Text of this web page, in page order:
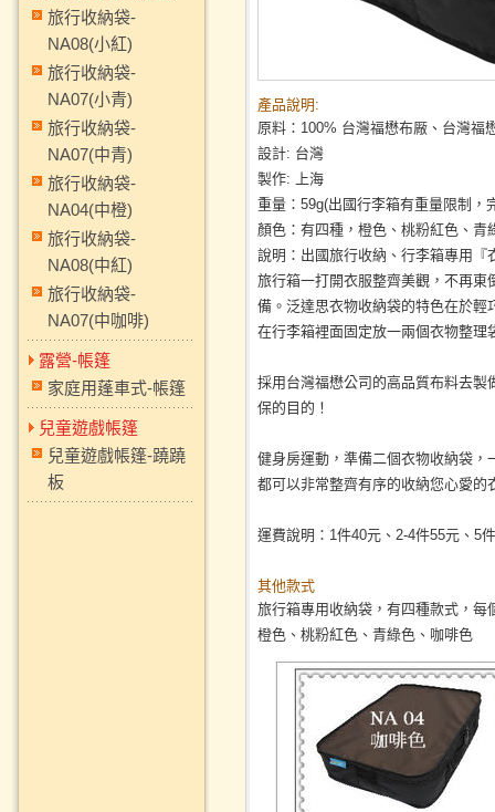
旅行收納袋-
NA08(小紅)
旅行收納袋-
NA07(小青)
旅行收納袋-
NA07(中青)
旅行收納袋-
NA04(中橙)
旅行收納袋-
NA08(中紅)
旅行收納袋-
NA07(中咖啡)
露營-帳篷
家庭用蓬車式-帳篷
兒童遊戲帳篷
兒童遊戲帳篷-蹺蹺
板
產品說明:
原料：100% 台灣福懋布厰、台灣福
設計: 台灣
製作: 上海
重量：59g(出國行李箱有重量限制，
顏色：有四種，橙色、桃粉紅色、青
說明：出國旅行收納、行李箱專用『
旅行箱一打開衣服整齊美觀，不再東
備。泛達思衣物收納袋的特色在於
在行李箱裡面固定放一兩個衣物整
採用台灣福懋公司的高品質布料去製
保的目的！
健身房運動，準備二個衣物收納袋，
都可以非常整齊有序的收納您心愛的
運費說明：1件40元、2-4件55元、5
其他款式
旅行箱專用收納袋，有四種款式，每
橙色、桃粉紅色、青綠色、咖啡色